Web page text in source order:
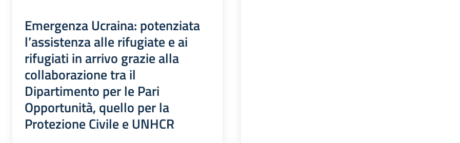
Emergenza Ucraina: potenziata
l’assistenza alle rifugiate e ai
rifugiati in arrivo grazie alla
collaborazione tra il
Dipartimento per le Pari
Opportunità, quello per la
Protezione Civile e UNHCR